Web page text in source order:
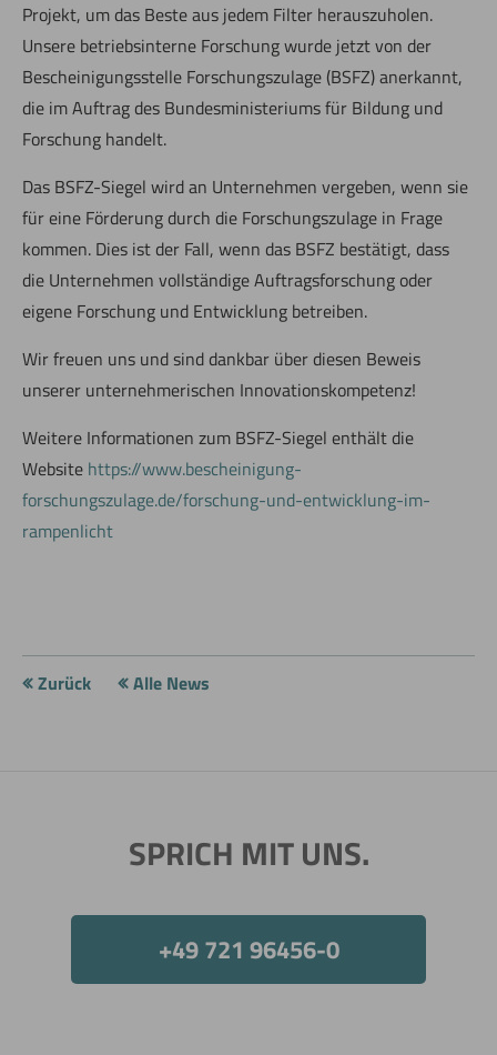
Projekt, um das Beste aus jedem Filter herauszuholen.
Unsere betriebsinterne Forschung wurde jetzt von der
Bescheinigungsstelle Forschungszulage (BSFZ) anerkannt,
die im Auftrag des Bundesministeriums für Bildung und
Forschung handelt.
Das BSFZ-Siegel wird an Unternehmen vergeben, wenn sie
für eine Förderung durch die Forschungszulage in Frage
kommen. Dies ist der Fall, wenn das BSFZ bestätigt, dass
die Unternehmen vollständige Auftragsforschung oder
eigene Forschung und Entwicklung betreiben.
Wir freuen uns und sind dankbar über diesen Beweis
unserer unternehmerischen Innovationskompetenz!
Weitere Informationen zum BSFZ-Siegel enthält die
Website https://www.bescheinigung-
forschungszulage.de/forschung-und-entwicklung-im-
rampenlicht
Zurück Alle News
SPRICH MIT UNS.
+49 721 96456-0